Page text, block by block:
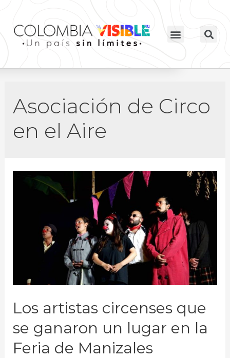
Asociación de Circo
en el Aire
Los artistas circenses que
se ganaron un lugar en la
Feria de Manizales